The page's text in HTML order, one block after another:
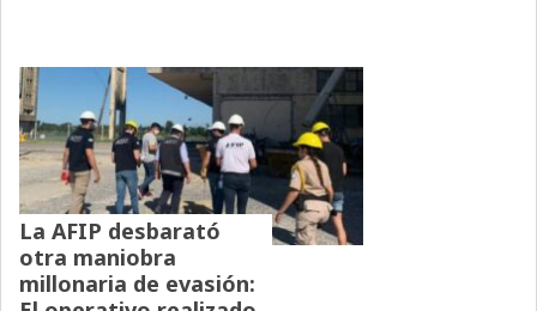
La AFIP desbarató
otra maniobra
millonaria de evasión: